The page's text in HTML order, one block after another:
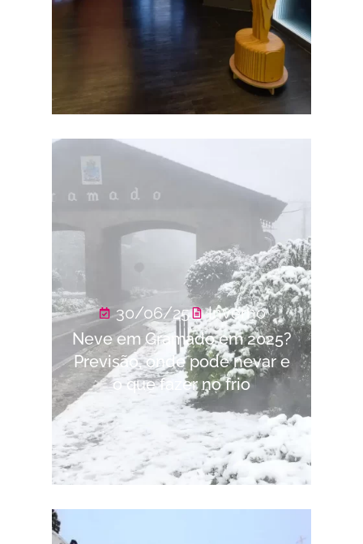
30/06/25
Inverno
Neve em Gramado em 2025?
Previsão, onde pode nevar e
o que fazer no frio